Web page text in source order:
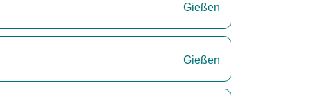
Gießen
Gießen